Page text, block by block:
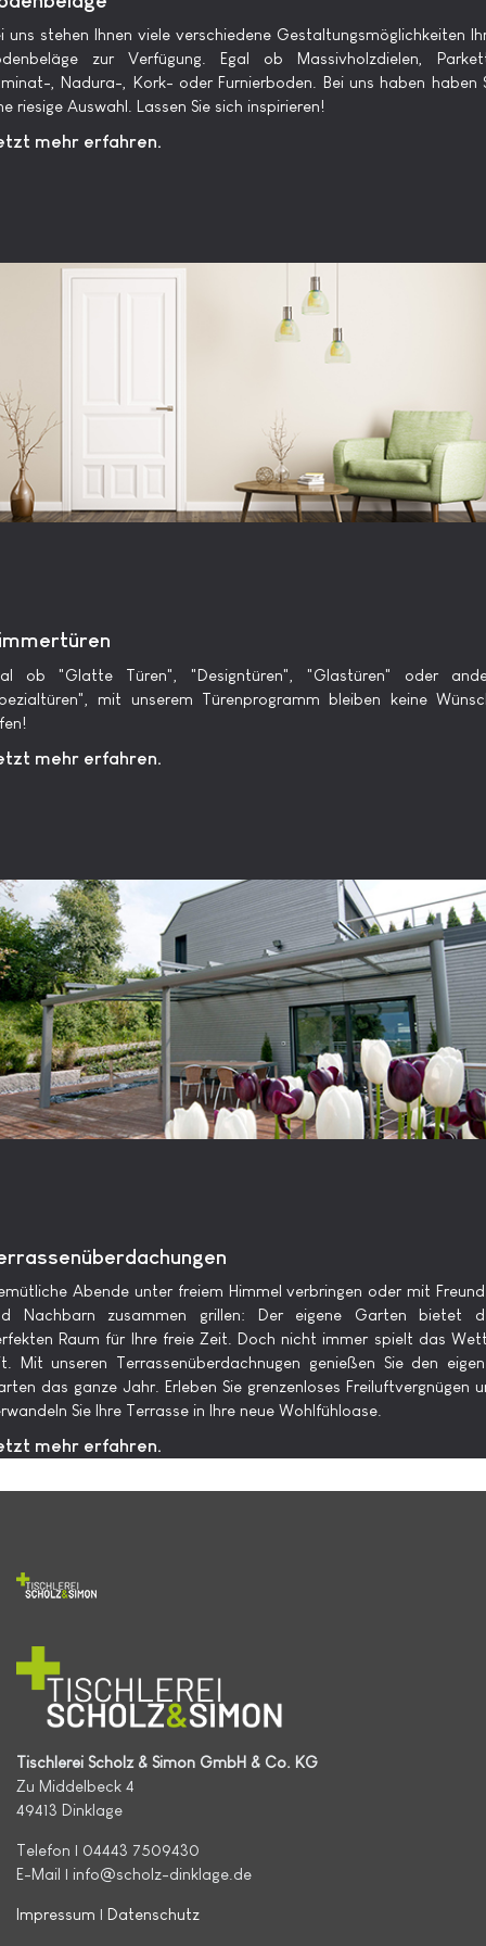
uns stehen Ihnen viele verschiedene Gestaltungsmöglichkeiten
zur Verfügung. Egal ob Massivholzdielen,
, Nadura-, Kork- oder Furnierboden. Bei uns haben haben
riesige Auswahl. Lassen Sie sich inspirieren!
mehr erfahren.
ob "Glatte Türen", "Designtüren", "Glastüren" oder
mit unserem Türenprogramm bleiben keine
mehr erfahren.
Abende unter freiem Himmel verbringen oder mit
Nachbarn zusammen grillen: Der eigene Garten bietet
Raum für Ihre freie Zeit. Doch nicht immer spielt das
Mit unseren Terrassenüberdachnugen genießen Sie den
das ganze Jahr. Erleben Sie grenzenloses Freiluftvergnügen
Sie Ihre Terrasse in Ihre neue Wohlfühloase.
mehr erfahren.
Tischlerei Scholz & Simon GmbH & Co. KG
Zu Middelbeck 4
49413 Dinklage
Telefon | 04443 7509430
E-Mail | info@scholz-dinklage.de
Impressum | Datenschutz